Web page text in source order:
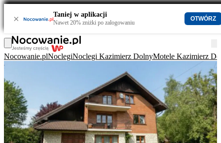
× Taniej w aplikacji
Nawet 20% zniżki po zalogowaniu
OTWÓRZ
Nocowanie.plNoclegiNoclegi Kazimierz DolnyMotele Kazimierz